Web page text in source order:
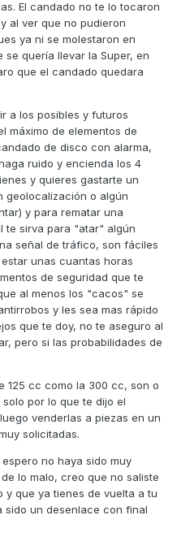
El candado no te lo tocaron
al ver que no pudieron
ya ni se molestaron en
quería llevar la Super, en
que el candado quedara
a los posibles y futuros
máximo de elementos de
de disco con alarma,
ruido y encienda los 4
y quieres gastarte un
geolocalización o algún
y para rematar una
te sirva para "atar" algún
señal de tráfico, son fáciles
unas cuantas horas
de seguridad que te
al menos los "cacos" se
y les sea mas rápido
que te doy, no te aseguro al
pero si las probabilidades de
125 cc como la 300 cc, son o
por lo que te dijo el
venderlas a piezas en un
solicitadas.
no haya sido muy
lo malo, creo que no saliste
y que ya tienes de vuelta a tu
sido un desenlace con final